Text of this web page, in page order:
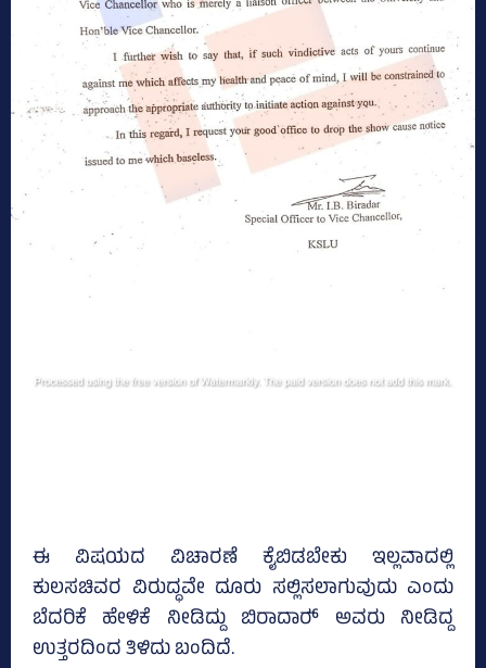
ಈ ವಿಷಯದ ವಿಚಾರಣೆ ಕೈಬಿಡಬೇಕು ಇಲ್ಲವಾದಲ್ಲಿ
ಕುಲಸಚಿವರ ವಿರುದ್ಧವೇ ದೂರು ಸಲ್ಲಿಸಲಾಗುವುದು ಎಂದು
ಬೆದರಿಕೆ ಹೇಳಿಕೆ ನೀಡಿದ್ದು ಬಿರಾದಾರ್‍‌ ಅವರು ನೀಡಿದ್ದ
ಉತ್ತರದಿಂದ ತಿಳಿದು ಬಂದಿದೆ.